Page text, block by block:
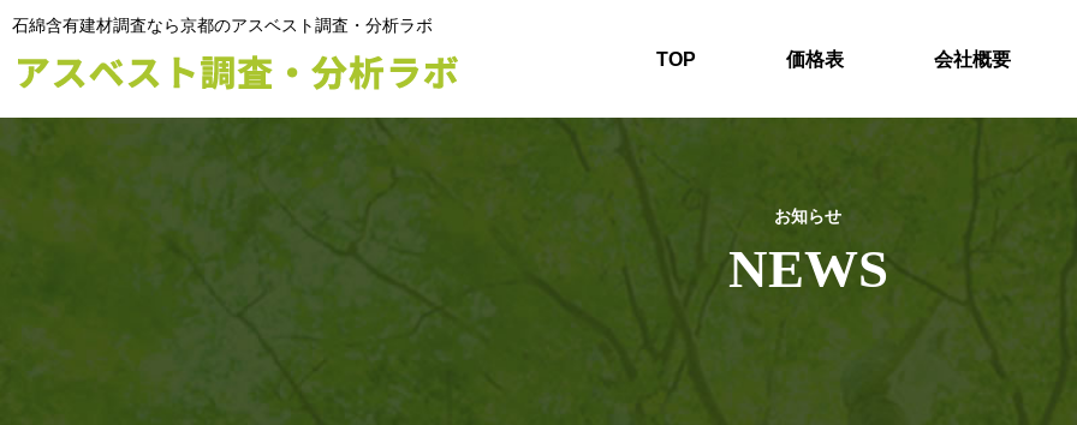
石綿含有建材調査なら京都のアスベスト調査・分析ラボ
TOP 価格表 会社概要
お知らせ
NEWS